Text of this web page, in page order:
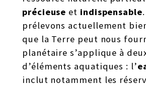
précieuse et indispensable
prélevons actuellement
que la Terre peut nous
planétaire s’applique à
d’éléments aquatiques : l’
inclut notamment les